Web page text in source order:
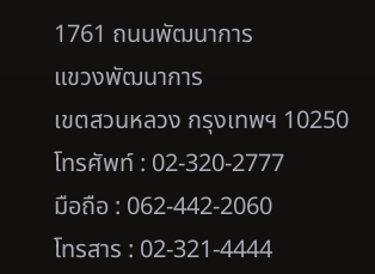
1761 ถนนพัฒนาการ
แขวงพัฒนาการ
เขตสวนหลวง กรุงเทพฯ 10250
โทรศัพท์ : 02-320-2777
มือถือ : 062-442-2060
โทรสาร : 02-321-4444